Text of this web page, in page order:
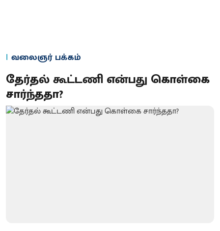
வலைஞர் பக்கம்
தேர்தல் கூட்டணி என்பது கொள்கை
சார்ந்ததா?